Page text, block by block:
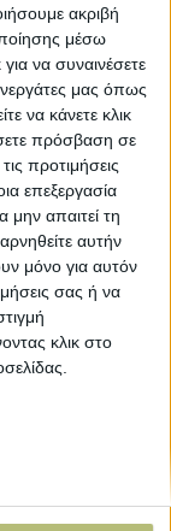
ακριβή
μέσω
να συναινέσετε
μας όπως
να κάνετε κλικ
πρόσβαση σε
προτιμήσεις
επεξεργασία
απαιτεί τη
αυτήν
μόνο για αυτόν
σας ή να
κλικ στο